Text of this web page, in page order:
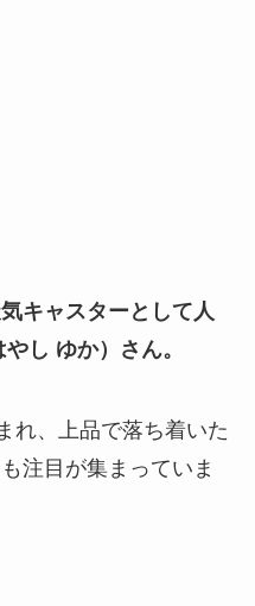
キャスターとして人
し ゆか）さん。
れ、上品で落ち着いた
注目が集まっていま